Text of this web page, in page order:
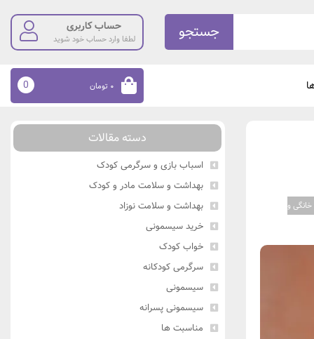
جستجو حساب کاربری
لطفا وارد حساب خود شوید
۰ تومان 0
خانگی و
دسته مقالات
اسباب بازی و سرگرمی کودک
بهداشت و سلامت مادر و کودک
بهداشت و سلامت نوزاد
خرید سیسمونی
خواب کودک
سرگرمی کودکانه
سیسمونی
سیسمونی پسرانه
مناسبت ها